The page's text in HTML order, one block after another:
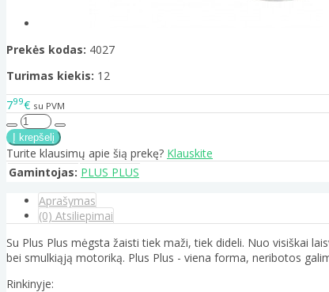
Prekės kodas: 4027
Turimas kiekis: 12
799€ su PVM
Turite klausimų apie šią prekę? Klauskite
Gamintojas: PLUS PLUS
Aprašymas
(0) Atsiliepimai
Su Plus Plus mėgsta žaisti tiek maži, tiek dideli. Nuo visiškai
bei smulkiąją motoriką. Plus Plus - viena forma, neribotos
Rinkinyje: